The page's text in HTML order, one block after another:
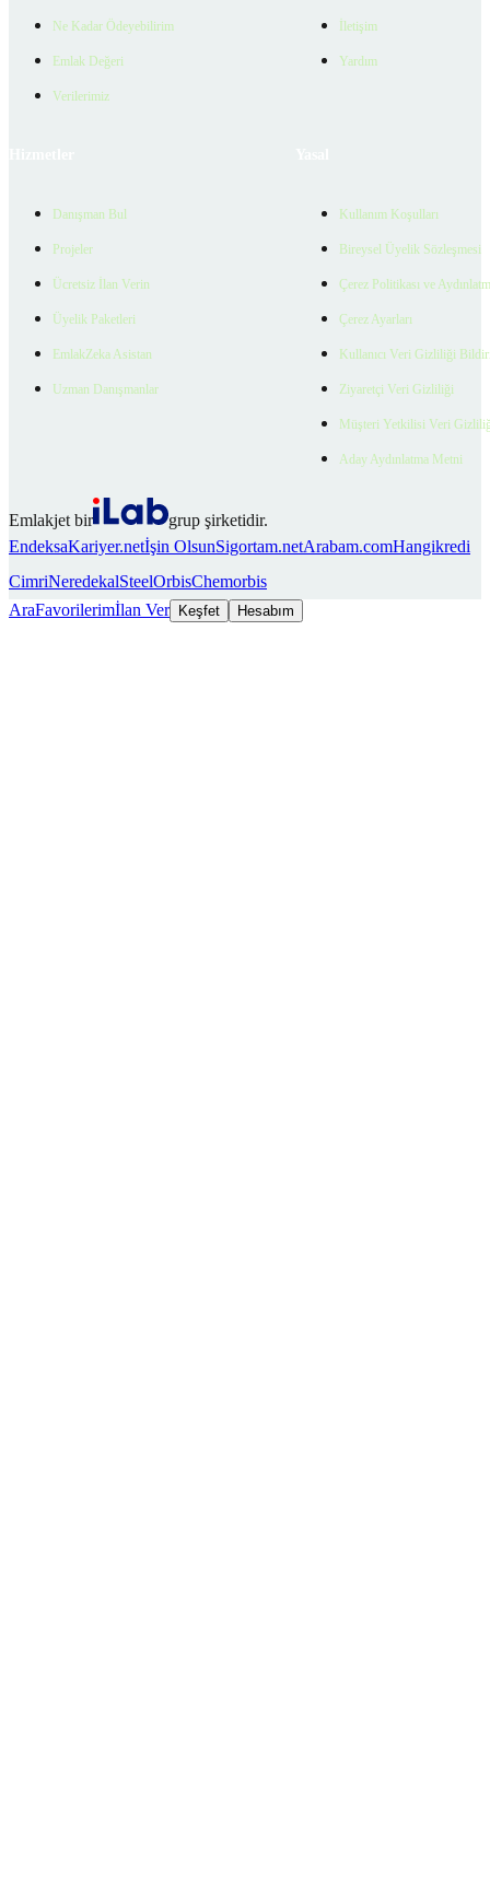
Ne Kadar Ödeyebilirim
Emlak Değeri
Verilerimiz
İletişim
Yardım
Danışman Bul
Projeler
Ücretsiz İlan Verin
Üyelik Paketleri
EmlakZeka Asistan
Uzman Danışmanlar
Kullanım Koşulları
Bireysel Üyelik Sözleşmesi
Çerez Politikası ve
Çerez Ayarları
Kullanıcı Veri Gizliliği
Ziyaretçi Veri Gizliliği
Müşteri Yetkilisi Veri
Aday Aydınlatma Metni
Emlakjet bir
grup şirketidir.
EndeksaKariyer.netİşin OlsunSigortam.netArabam.comHangikredi
CimriNeredekalSteelOrbisChemorbis
AraFavorilerimİlan Ver Keşfet Hesabım